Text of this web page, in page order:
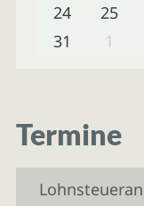
24
25
31
1
Termine